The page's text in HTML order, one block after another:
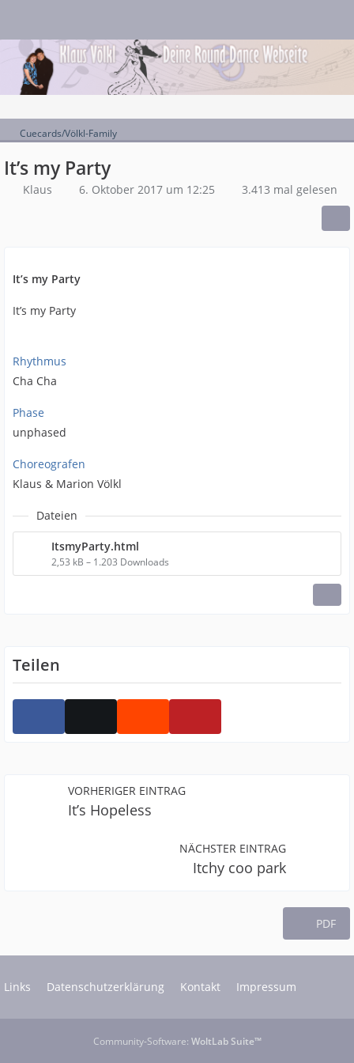
Cuecards/Völkl-Family
It’s my Party
Klaus 6. Oktober 2017 um 12:25 3.413 mal gelesen
It’s my Party
It’s my Party
Rhythmus
Cha Cha
Phase
unphased
Choreografen
Klaus & Marion Völkl
Dateien
ItsmyParty.html
2,53 kB – 1.203 Downloads
Teilen
VORHERIGER EINTRAG
It’s Hopeless
NÄCHSTER EINTRAG
Itchy coo park
PDF
Links Datenschutzerklärung Kontakt Impressum
Community-Software: WoltLab Suite™